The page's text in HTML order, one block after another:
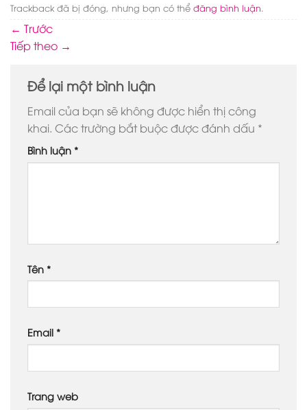
Trackback đã bị đóng, nhưng bạn có thể đăng bình luận
← Trước
Tiếp theo →
Để lại một bình luận
Email của bạn sẽ không được hiển thị công
khai. Các trường bắt buộc được đánh dấu *
Bình luận *
Tên *
Email *
Trang web